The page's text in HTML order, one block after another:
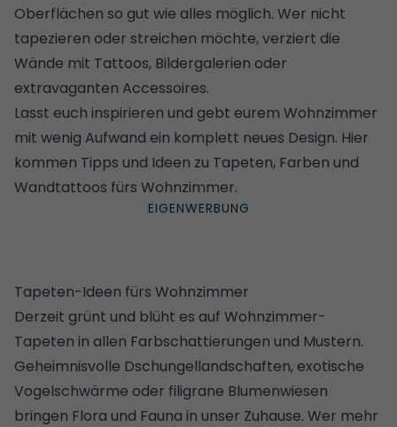
Oberflächen so gut wie alles möglich. Wer nicht
tapezieren oder streichen möchte, verziert die
Wände mit Tattoos, Bildergalerien oder
extravaganten Accessoires.
Lasst euch inspirieren und gebt eurem Wohnzimmer
mit wenig Aufwand ein komplett neues Design. Hier
kommen Tipps und Ideen zu Tapeten, Farben und
Wandtattoos fürs Wohnzimmer.
Tapeten-Ideen fürs Wohnzimmer
Derzeit grünt und blüht es auf Wohnzimmer-
Tapeten in allen Farbschattierungen und Mustern.
Geheimnisvolle Dschungellandschaften, exotische
Vogelschwärme oder filigrane Blumenwiesen
bringen Flora und Fauna in unser Zuhause. Wer mehr